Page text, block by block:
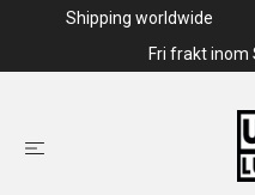
Shipping worldwide
Fri frakt inom